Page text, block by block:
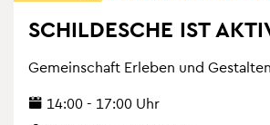
SCHIL­DESCHE IST
Ge­mein­schaft Er­le­ben und
14:00 - 17:00 Uhr